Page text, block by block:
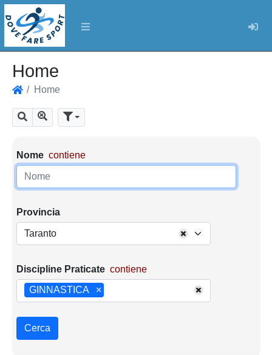
Home
Home
Cerca Mostra tutti i risultati
Parametri di ricerca
Nome contiene
Provincia
Taranto
Discipline Praticate contiene
×
GINNASTICA
Cerca